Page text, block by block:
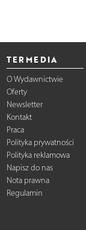
TERMEDIA
O Wydawnictwie
Oferty
Newsletter
Kontakt
Praca
Polityka prywatności
Polityka reklamowa
Napisz do nas
Nota prawna
Regulamin